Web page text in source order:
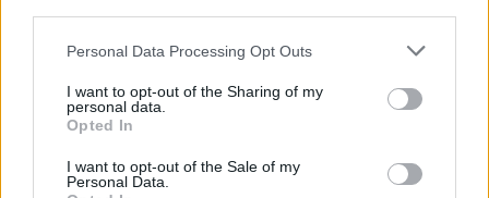
Please note that this website/app uses one or more Google
not limited to your visit or usage behaviour. You may click to
grant or deny consent to Google and its third-party tags to
use your data for below specified purposes in below Google
consent section.
Personal Data Processing Opt Outs
I want to opt-out of the Sharing of my
personal data.
Opted In
I want to opt-out of the Sale of my
Personal Data.
#A KONYHAFŐNÖK VIP #RTL #EXTRA VIDEÓK
GASZTROREALITY #VIDEÓ #KARDOS ESZTER
ÉDESSÉG #SÜTEMÉNY #MÉZESKRÉMES
STREET KITCHEN